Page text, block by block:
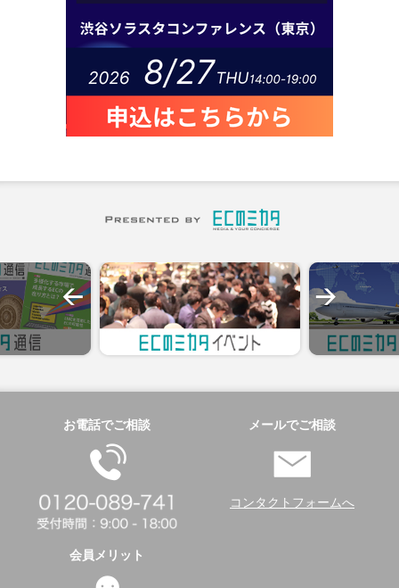
お電話でご相談 メールでご相談
コンタクトフォームへ
会員メリット